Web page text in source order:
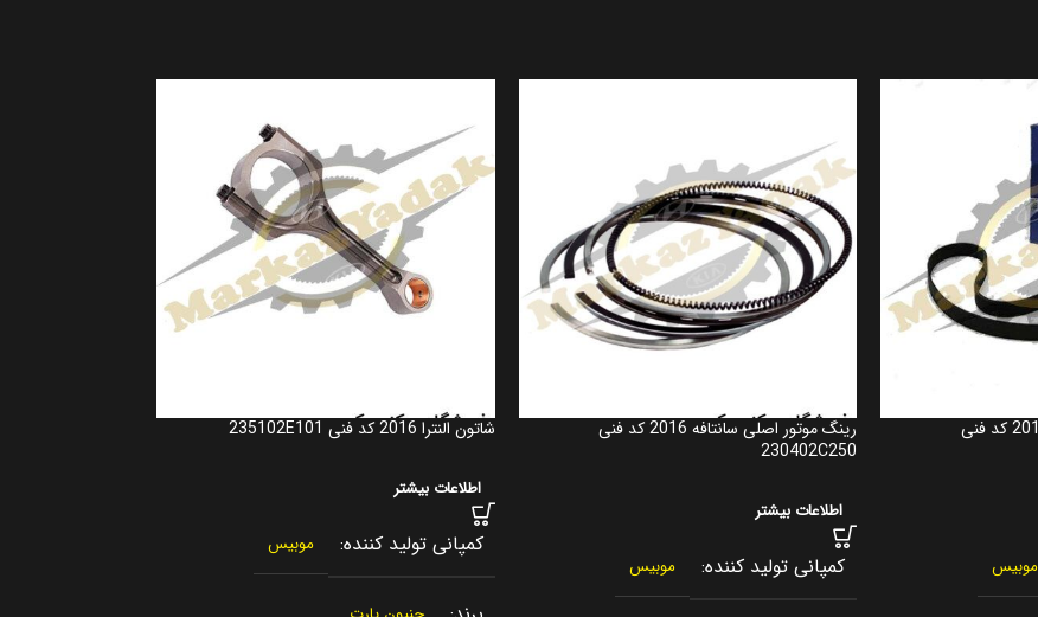
تسمه دینام اصلی سانتافه 2016 کد فنی
موبیس
رینگ موتور اصلی سانتافه 2016 کد فنی
230402C250
اطلاعات بیشتر
کمپانی تولید کننده موبیس
شاتون النترا 2016 کد فنی 235102E101
اطلاعات بیشتر
کمپانی تولید کننده موبیس